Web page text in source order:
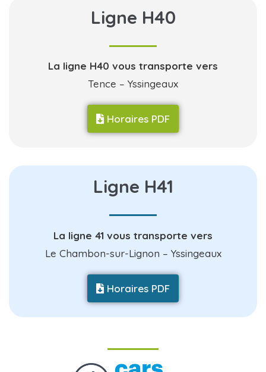
Ligne H40
La ligne H40 vous transporte vers
Tence – Yssingeaux
Horaires PDF
Ligne H41
La ligne 41 vous transporte vers
Le Chambon-sur-Lignon – Yssingeaux
Horaires PDF